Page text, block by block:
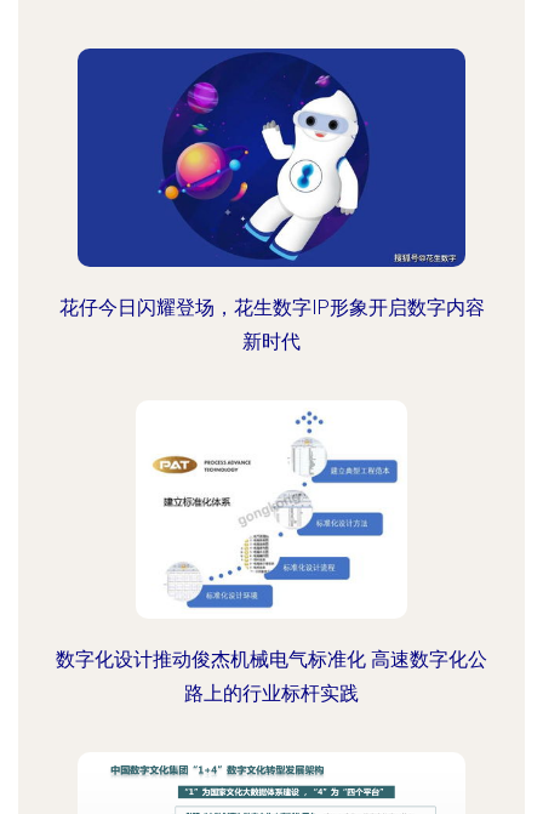
花仔今日闪耀登场，花生数字IP形象开启数字内容
新时代
数字化设计推动俊杰机械电气标准化 高速数字化公
路上的行业标杆实践